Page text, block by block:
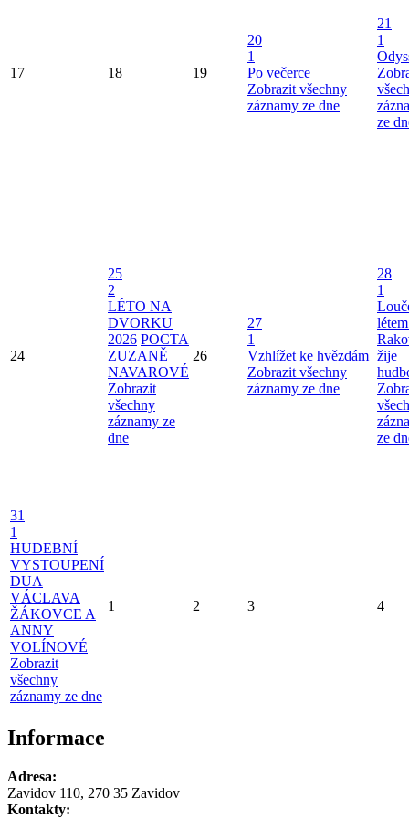
17 18 19
20
1
Po večerce
Zobrazit všechny
záznamy ze dne
21
1
ze
24
25
2
LÉTO NA
DVORKU
2026 POCTA
ZUZANĚ
NAVAROVÉ
Zobrazit
všechny
záznamy ze
dne
26
27
1
Vzhlížet ke hvězdám
Zobrazit všechny
záznamy ze dne
28
1
žije
ze
31
1
HUDEBNÍ
VYSTOUPENÍ
DUA
VÁCLAVA
ŽÁKOVCE A
ANNY
VOLÍNOVÉ
Zobrazit
všechny
záznamy ze dne
1 2 3 4
Informace
Adresa:
Zavidov 110, 270 35 Zavidov
Kontakty: